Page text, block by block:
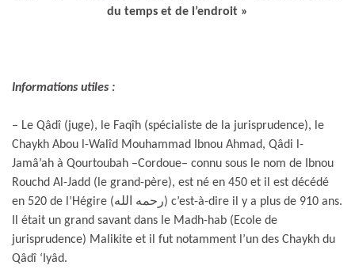
du temps et de l’endroit »
Informations utiles :
– Le Qâdî (juge), le Faqîh (spécialiste de la jurisprudence), le
Chaykh Abou l-Walîd Mouhammad Ibnou Ahmad, Qâdi l-
Jamâ’ah à Qourtoubah –Cordoue– connu sous le nom de Ibnou
Rouchd Al-Jadd (le grand-père), est né en 450 et il est décédé
en 520 de l’Hégire (رحمه الله) c’est-à-dire il y a plus de 910 ans.
Il était un grand savant dans le Madh-hab (Ecole de
jurisprudence) Malikite et il fut notamment l’un des Chaykh du
Qâdî ‘Iyâd.